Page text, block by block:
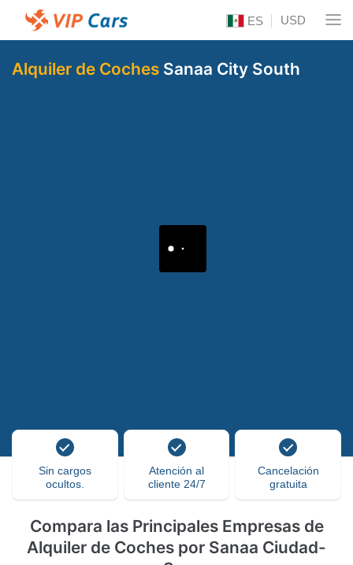
ES USD
Alquiler de Coches Sanaa City South
Sin cargos
ocultos.
Atención al
cliente 24/7
Cancelación
gratuita
Compara las Principales Empresas de
Alquiler de Coches por Sanaa Ciudad-